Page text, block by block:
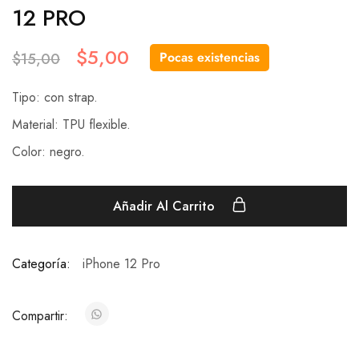
12 PRO
$15,00 $5,00 Pocas existencias
Tipo: con strap.
Material: TPU flexible.
Color: negro.
Añadir Al Carrito
Categoría: iPhone 12 Pro
Compartir: